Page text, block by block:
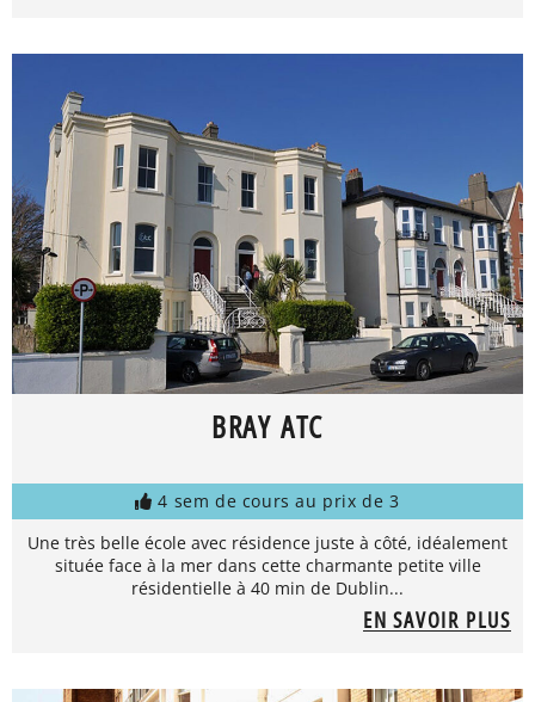
BRAY ATC
4 sem de cours au prix de 3
Une très belle école avec résidence juste à côté, idéalement
située face à la mer dans cette charmante petite ville
résidentielle à 40 min de Dublin...
EN SAVOIR PLUS